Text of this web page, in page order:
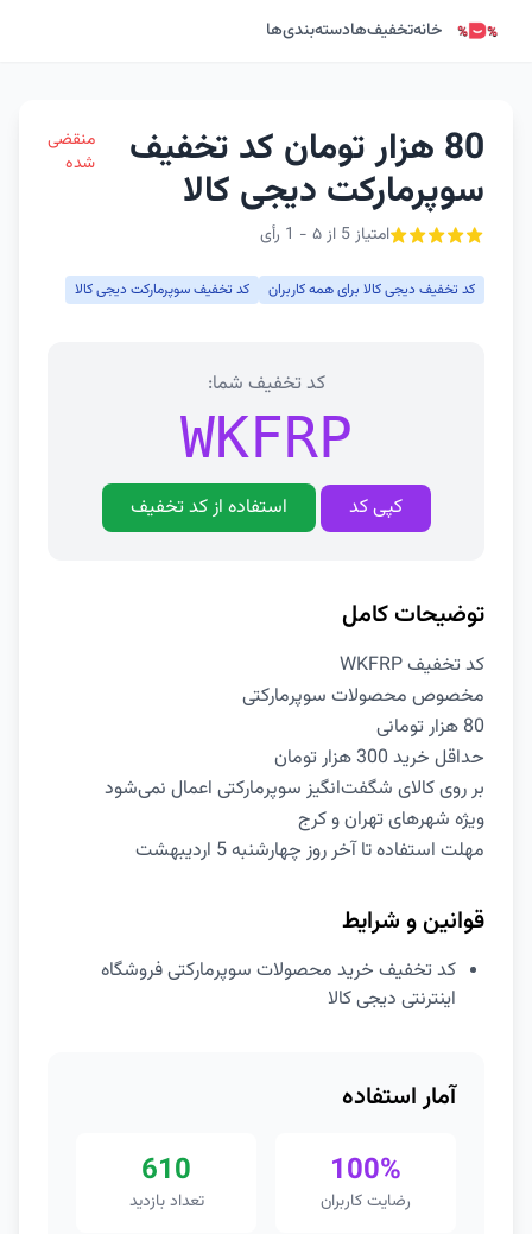
خانهتخفیف‌هادسته‌بندی‌ها
80 هزار تومان کد تخفیف
سوپرمارکت دیجی کالا
امتیاز 5 از ۵ - 1 رأی
منقضی
شده
کد تخفیف دیجی کالا برای همه کاربران کد تخفیف سوپرمارکت دیجی کالا
کد تخفیف شما:
WKFRP
کپی کد استفاده از کد تخفیف
توضیحات کامل
کد تخفیف WKFRP
مخصوص محصولات سوپرمارکتی
80 هزار تومانی
حداقل خرید 300 هزار تومان
بر روی کالای شگفت‌انگیز سوپرمارکتی اعمال نمی‌شود
ویژه شهرهای تهران و کرج
مهلت استفاده تا آخر روز چهارشنبه 5 اردیبهشت
قوانین و شرایط
کد تخفیف خرید محصولات سوپرمارکتی فروشگاه
اینترنتی دیجی کالا
آمار استفاده
100%
رضایت کاربران
610
تعداد بازدید